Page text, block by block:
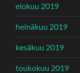
elokuu 2019
heinäkuu 2019
kesäkuu 2019
toukokuu 2019